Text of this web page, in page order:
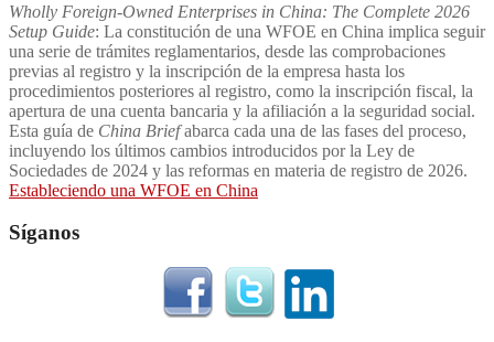
Wholly Foreign-Owned Enterprises in China: The Complete 2026
Setup Guide: La constitución de una WFOE en China implica seguir
una serie de trámites reglamentarios, desde las comprobaciones
previas al registro y la inscripción de la empresa hasta los
procedimientos posteriores al registro, como la inscripción fiscal, la
apertura de una cuenta bancaria y la afiliación a la seguridad social.
Esta guía de China Briefabarca cada una de las fases del proceso,
incluyendo los últimos cambios introducidos por la Ley de
Sociedades de 2024 y las reformas en materia de registro de 2026.
Estableciendo una WFOE en China
Síganos